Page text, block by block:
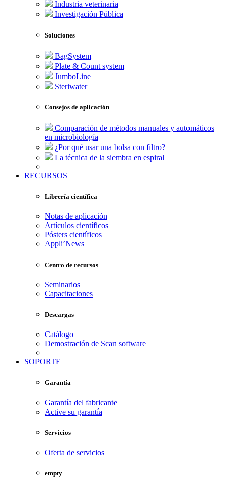
Industria veterinaria
Investigación Pública
Soluciones
BagSystem
Plate & Count system
JumboLine
Steriwater
Consejos de aplicación
Comparación de métodos manuales y automáticos
en microbiología
¿Por qué usar una bolsa con filtro?
La técnica de la siembra en espiral
RECURSOS
Librería científica
Notas de aplicación
Artículos científicos
Pósters científicos
Appli’News
Centro de recursos
Seminarios
Capacitaciones
Descargas
Catálogo
Demostración de Scan software
SOPORTE
Garantía
Garantía del fabricante
Active su garantía
Servicios
Oferta de servicios
empty